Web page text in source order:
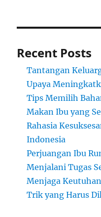
Recent Posts
Tantangan
Upaya
Tips Memilih
Makan Ibu yang
Rahasia
Indonesia
Perjuangan Ibu
Menjalani Tugas
Menjaga
Trik yang Harus